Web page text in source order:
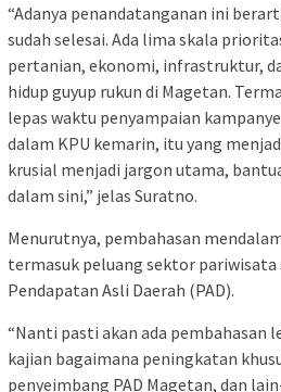
“Adanya penandatanganan ini
sudah selesai. Ada lima skala
pertanian, ekonomi, infrastruktur,
hidup guyup rukun di Magetan.
lepas waktu penyampaian
dalam KPU kemarin, itu yang
krusial menjadi jargon utama,
dalam sini,” jelas Suratno.
Menurutnya, pembahasan
termasuk peluang sektor pariwisata
Pendapatan Asli Daerah (PAD).
“Nanti pasti akan ada pembahasan
kajian bagaimana peningkatan
penyeimbang PAD Magetan, dan